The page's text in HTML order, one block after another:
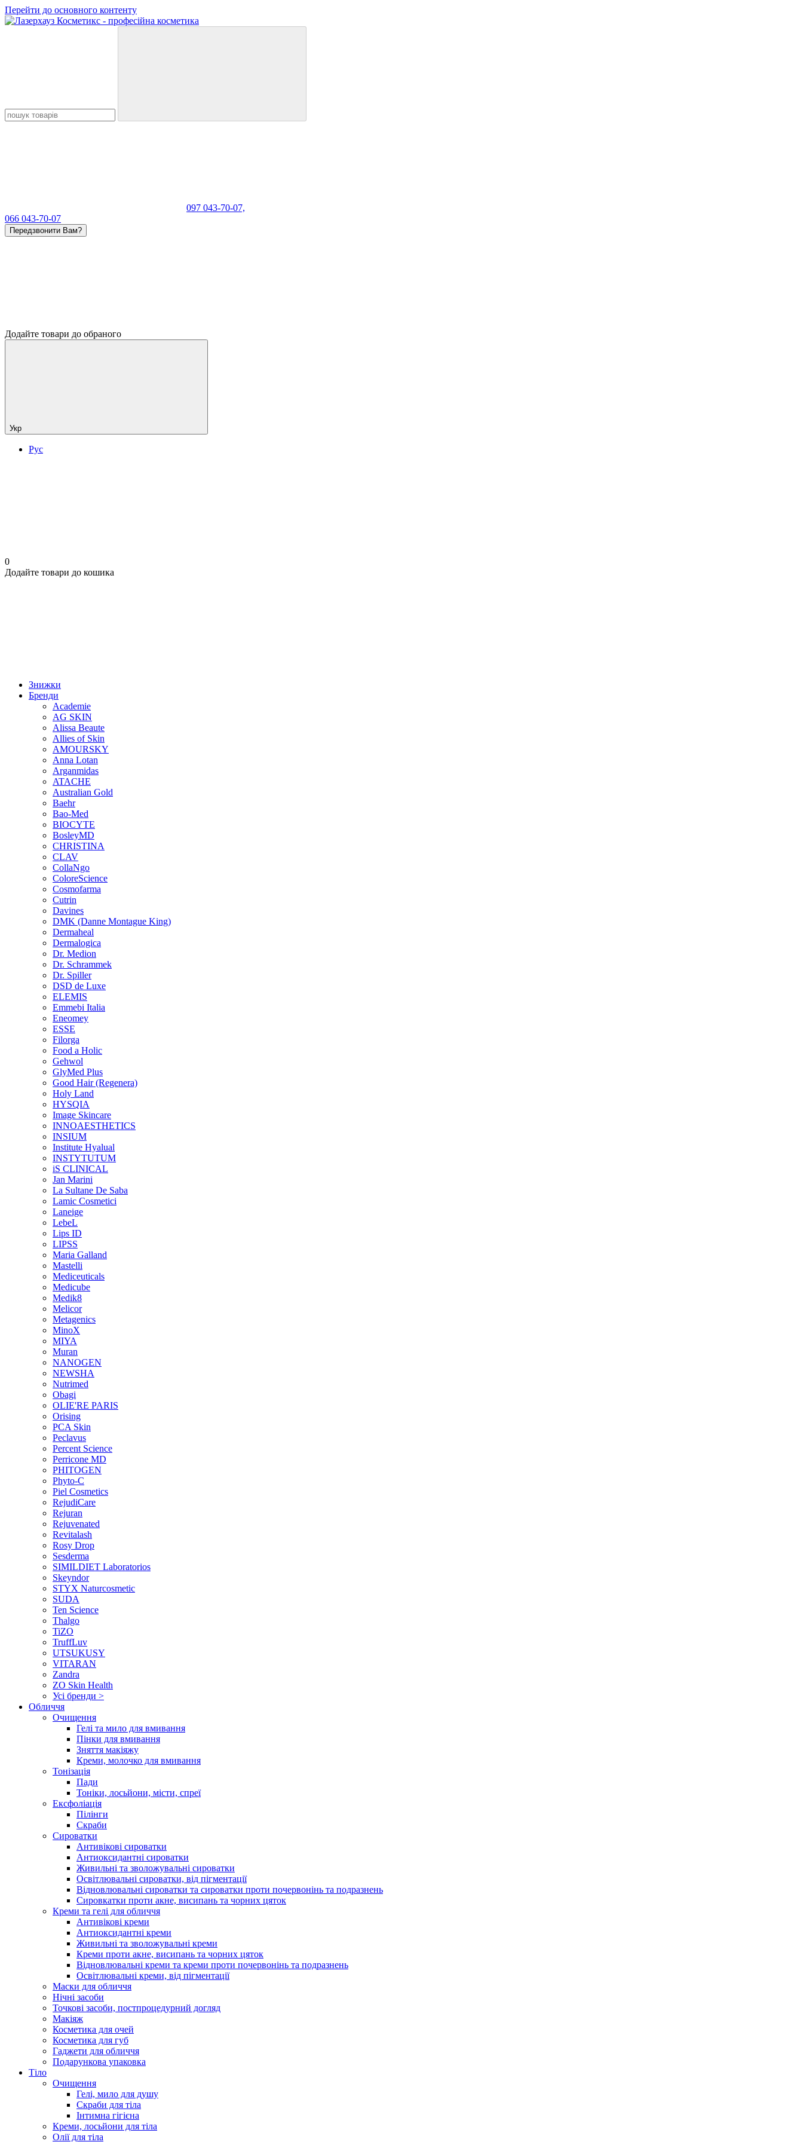
Перейти до основного контенту
097 043-70-07,
066 043-70-07
Передзвонити Вам?
Додайте товари до обраного
Укр
Рус
0
Додайте товари до кошика
Знижки
Бренди
Academie
AG SKIN
Alissa Beaute
Allies of Skin
AMOURSKY
Anna Lotan
Arganmidas
ATACHE
Australian Gold
Baehr
Bao-Med
BIOCYTE
BosleyMD
CHRISTINA
CLAV
CollaNgo
ColoreScience
Cosmofarma
Cutrin
Davines
DMK (Danne Montague King)
Dermaheal
Dermalogica
Dr. Medion
Dr. Schrammek
Dr. Spiller
DSD de Luxe
ELEMIS
Emmebi Italia
Eneomey
ESSE
Filorga
Food a Holic
Gehwol
GlyMed Plus
Good Hair (Regenera)
Holy Land
HYSQIA
Image Skincare
INNOAESTHETICS
INSIUM
Institute Hyalual
INSTYTUTUM
iS CLINICAL
Jan Marini
La Sultane De Saba
Lamic Cosmetici
Laneige
LebeL
Lips ID
LIPSS
Maria Galland
Mastelli
Mediceuticals
Medicube
Medik8
Melicor
Metagenics
MinoX
MIYA
Muran
NANOGEN
NEWSHA
Nutrimed
Obagi
OLIE'RE PARIS
Orising
PCA Skin
Peclavus
Percent Science
Perricone MD
PHITOGEN
Phyto-C
Piel Cosmetics
RejudiCare
Rejuran
Rejuvenated
Revitalash
Rosy Drop
Sesderma
SIMILDIET Laboratorios
Skeyndor
STYX Naturcosmetic
SUDA
Ten Science
Thalgo
TiZO
TruffLuv
UTSUKUSY
VITARAN
Zandra
ZO Skin Health
Усі бренди >
Обличчя
Очищення
Гелі та мило для вмивання
Пінки для вмивання
Зняття макіяжу
Креми, молочко для вмивання
Тонізація
Пади
Тоніки, лосьйони, місти, спреї
Ексфоліація
Пілінги
Скраби
Сироватки
Антивікові сироватки
Антиоксидантні сироватки
Живильні та зволожувальні сироватки
Освітлювальні сироватки, від пігментації
Відновлювальні сироватки та сироватки проти почервонінь та подразнень
Сировкатки проти акне, висипань та чорних цяток
Креми та гелі для обличчя
Антивікові креми
Антиоксидантні креми
Живильні та зволожувальні креми
Креми проти акне, висипань та чорних цяток
Відновлювальні креми та креми проти почервонінь та подразнень
Освітлювальні креми, від пігментації
Маски для обличчя
Нічні засоби
Точкові засоби, постпроцедурний догляд
Макіяж
Косметика для очей
Косметика для губ
Гаджети для обличчя
Подарункова упаковка
Тіло
Очищення
Гелі, мило для душу
Скраби для тіла
Інтимна гігієна
Креми, лосьйони для тіла
Олії для тіла